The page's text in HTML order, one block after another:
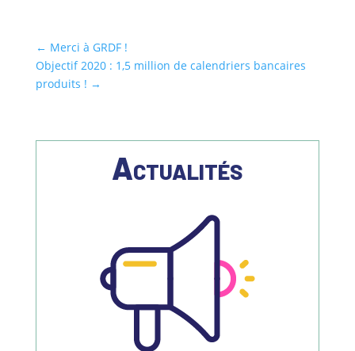
← Merci à GRDF !
Objectif 2020 : 1,5 million de calendriers bancaires
produits ! →
Actualités